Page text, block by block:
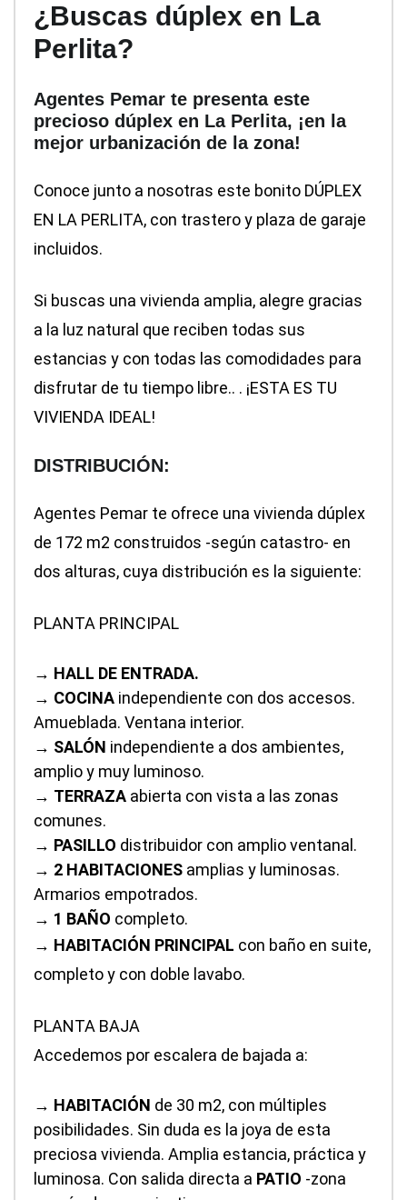
¿Buscas dúplex en La
Perlita?
Agentes Pemar te presenta este
precioso dúplex en La Perlita, ¡en la
mejor urbanización de la zona!
Conoce junto a nosotras este bonito DÚPLEX
EN LA PERLITA, con trastero y plaza de garaje
incluidos.
Si buscas una vivienda amplia, alegre gracias
a la luz natural que reciben todas sus
estancias y con todas las comodidades para
disfrutar de tu tiempo libre.. . ¡ESTA ES TU
VIVIENDA IDEAL!
DISTRIBUCIÓN:
Agentes Pemar te ofrece una vivienda dúplex
de 172 m2 construidos -según catastro- en
dos alturas, cuya distribución es la siguiente:
PLANTA PRINCIPAL
→ HALL DE ENTRADA.
→ COCINA independiente con dos accesos.
Amueblada. Ventana interior.
→ SALÓN independiente a dos ambientes,
amplio y muy luminoso.
→ TERRAZA abierta con vista a las zonas
comunes.
→ PASILLO distribuidor con amplio ventanal.
→ 2 HABITACIONES amplias y luminosas.
Armarios empotrados.
→ 1 BAÑO completo.
→ HABITACIÓN PRINCIPAL con baño en suite,
completo y con doble lavabo.
PLANTA BAJA
Accedemos por escalera de bajada a:
→ HABITACIÓN de 30 m2, con múltiples
posibilidades. Sin duda es la joya de esta
preciosa vivienda. Amplia estancia, práctica y
luminosa. Con salida directa a PATIO -zona